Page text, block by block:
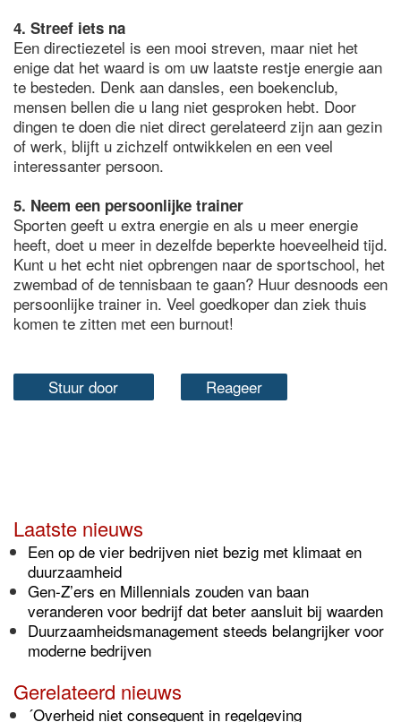
4. Streef iets na
Een directiezetel is een mooi streven, maar niet het
enige dat het waard is om uw laatste restje energie aan
te besteden. Denk aan dansles, een boekenclub,
mensen bellen die u lang niet gesproken hebt. Door
dingen te doen die niet direct gerelateerd zijn aan gezin
of werk, blijft u zichzelf ontwikkelen en een veel
interessanter persoon.
5. Neem een persoonlijke trainer
Sporten geeft u extra energie en als u meer energie
heeft, doet u meer in dezelfde beperkte hoeveelheid tijd.
Kunt u het echt niet opbrengen naar de sportschool, het
zwembad of de tennisbaan te gaan? Huur desnoods een
persoonlijke trainer in. Veel goedkoper dan ziek thuis
komen te zitten met een burnout!
Stuur door Reageer
Laatste nieuws
Een op de vier bedrijven niet bezig met klimaat en
duurzaamheid
Gen-Z’ers en Millennials zouden van baan
veranderen voor bedrijf dat beter aansluit bij waarden
Duurzaamheidsmanagement steeds belangrijker voor
moderne bedrijven
Gerelateerd nieuws
´Overheid niet consequent in regelgeving